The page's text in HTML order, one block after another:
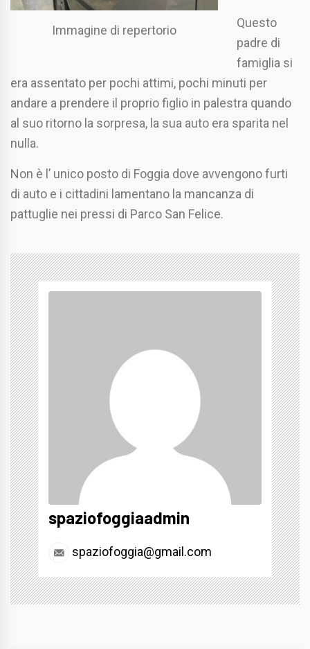
Immagine di repertorio
Questo
padre di
famiglia si
era assentato per pochi attimi, pochi minuti per
andare a prendere il proprio figlio in palestra quando
al suo ritorno la sorpresa, la sua auto era sparita nel
nulla.
Non è l’ unico posto di Foggia dove avvengono furti
di auto e i cittadini lamentano la mancanza di
pattuglie nei pressi di Parco San Felice.
spaziofoggiaadmin
spaziofoggia@gmail.com